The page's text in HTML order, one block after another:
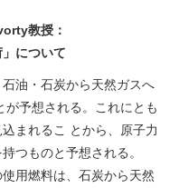
教授：
」について
油・石炭から天然ガスへ
予想される。これにとも
まれるこ とから、原子力
つものと予想される。
用燃料は、石炭から天然